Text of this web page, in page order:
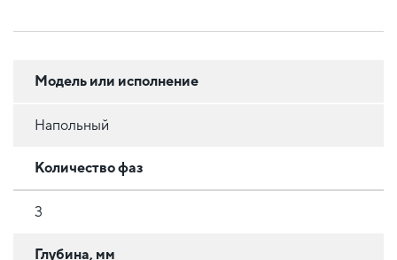
Модель или исполнение
Напольный
Количество фаз
3
Глубина, мм